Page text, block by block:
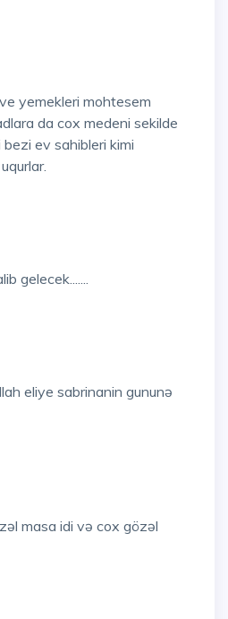
yemekleri mohtesem
da cox medeni sekilde
ev sahibleri kimi
gelecek.......
eliye sabrinanin gununə
masa idi və cox gözəl